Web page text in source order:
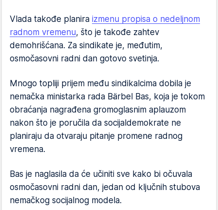
Vlada takođe planira izmenu propisa o nedeljnom
radnom vremenu, što je takođe zahtev
demohrišćana. Za sindikate je, međutim,
osmočasovni radni dan gotovo svetinja.
Mnogo topliji prijem među sindikalcima dobila je
nemačka ministarka rada Bärbel Bas, koja je tokom
obraćanja nagrađena gromoglasnim aplauzom
nakon što je poručila da socijaldemokrate ne
planiraju da otvaraju pitanje promene radnog
vremena.
Bas je naglasila da će učiniti sve kako bi očuvala
osmočasovni radni dan, jedan od ključnih stubova
nemačkog socijalnog modela.